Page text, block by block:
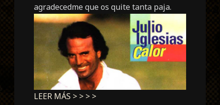
agradecedme que os quite tanta paja.
LEER MÁS > > > >